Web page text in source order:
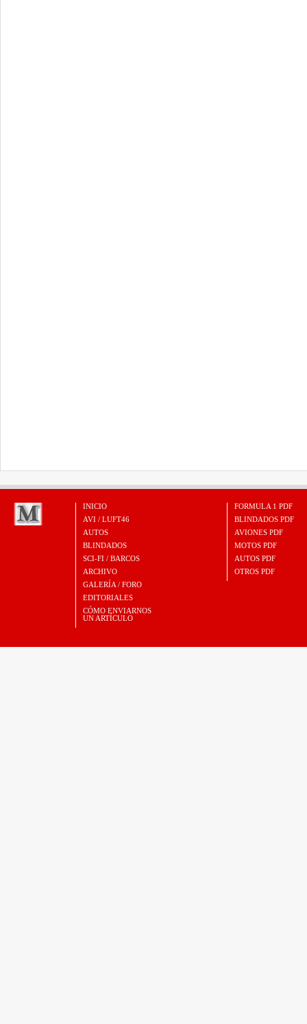
INICIO
AVI / LUFT46
AUTOS
BLINDADOS
SCI-FI / BARCOS
ARCHIVO
GALERÍA / FORO
EDITORIALES
CÓMO ENVIARNOS
UN ARTÍCULO
FORMULA 1 PDF
BLINDADOS PDF
AVIONES PDF
MOTOS PDF
AUTOS PDF
OTROS PDF